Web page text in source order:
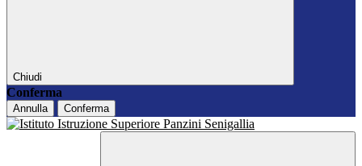
Chiudi
Conferma
Annulla Conferma